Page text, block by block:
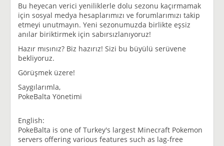
Bu heyecan verici yeniliklerle dolu sezonu kaçırmamak
için sosyal medya hesaplarımızı ve forumlarımızı takip
etmeyi unutmayın. Yeni sezonumuzda birlikte eşsiz
anılar biriktirmek için sabırsızlanıyoruz!
Hazır mısınız? Biz hazırız! Sizi bu büyülü serüvene
bekliyoruz.
Görüşmek üzere!
Saygılarımla,
PokeBalta Yönetimi
English:
PokeBalta is one of Turkey's largest Minecraft Pokemon
servers offering various features such as lag-free